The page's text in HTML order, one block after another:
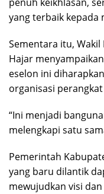
yang terbaik kepada
Sementara itu,
Hajar
eselon ini
organisasi
“Ini menjadi
melengkapi satu
Pemerintah
yang baru dilantik
mewujudkan visi